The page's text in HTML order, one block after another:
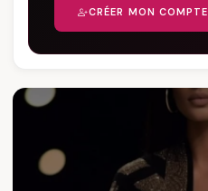
CRÉER MON COMPTE